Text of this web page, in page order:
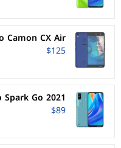
Camon CX Air
$125
Spark Go 2021
$89